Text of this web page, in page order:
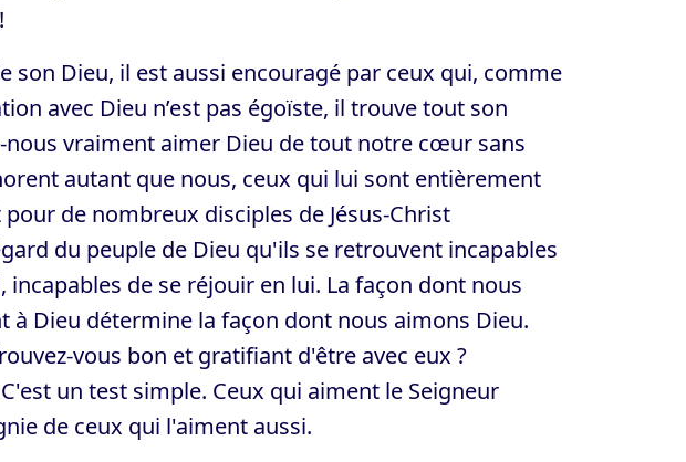
son Dieu, il est aussi encouragé par ceux qui, comme
avec Dieu n’est pas égoïste, il trouve tout son
vraiment aimer Dieu de tout notre cœur sans
autant que nous, ceux qui lui sont entièrement
de nombreux disciples de Jésus-Christ
du peuple de Dieu qu'ils se retrouvent incapables
de se réjouir en lui. La façon dont nous
à Dieu détermine la façon dont nous aimons Dieu.
vous bon et gratifiant d'être avec eux ?
un test simple. Ceux qui aiment le Seigneur
de ceux qui l'aiment aussi.